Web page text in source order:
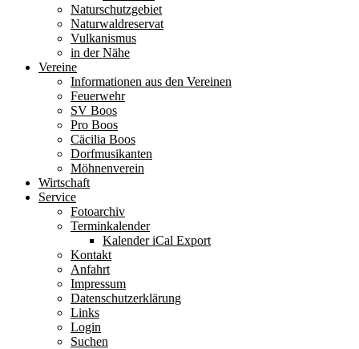
Naturschutzgebiet
Naturwaldreservat
Vulkanismus
in der Nähe
Vereine
Informationen aus den Vereinen
Feuerwehr
SV Boos
Pro Boos
Cäcilia Boos
Dorfmusikanten
Möhnenverein
Wirtschaft
Service
Fotoarchiv
Terminkalender
Kalender iCal Export
Kontakt
Anfahrt
Impressum
Datenschutzerklärung
Links
Login
Suchen